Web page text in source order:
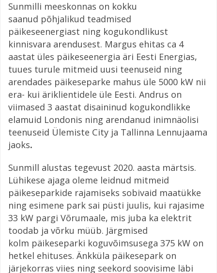
Sunmilli meeskonnas on kokku
saanud põhjalikud teadmised
päikeseenergiast ning kogukondlikust
kinnisvara arendusest. Margus ehitas ca 4
aastat üles päikeseenergia äri Eesti Energias,
tuues turule mitmeid uusi teenuseid ning
arendades päikeseparke mahus üle 5000 kW nii
era- kui äriklientidele üle Eesti. Andrus on
viimased 3 aastat disaininud kogukondlikke
elamuid Londonis ning arendanud inimnäolisi
teenuseid Ülemiste City ja Tallinna Lennujaama
jaoks.
Sunmill alustas tegevust 2020. aasta märtsis.
Lühikese ajaga oleme leidnud mitmeid
päikeseparkide rajamiseks sobivaid maatükke
ning esimene park sai püsti juulis, kui rajasime
33 kW pargi Võrumaale, mis juba ka elektrit
toodab ja võrku müüb. Järgmised
kolm päikeseparki koguvõimsusega 375 kW on
hetkel ehituses. Änkküla päikesepark on
järjekorras viies ning seekord soovisime läbi